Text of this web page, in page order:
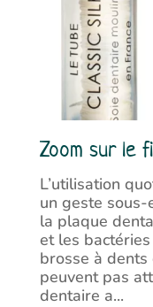
Zoom sur le
L’utilisation
un geste
la plaque
et les
brosse à
peuvent pas
dentaire a...